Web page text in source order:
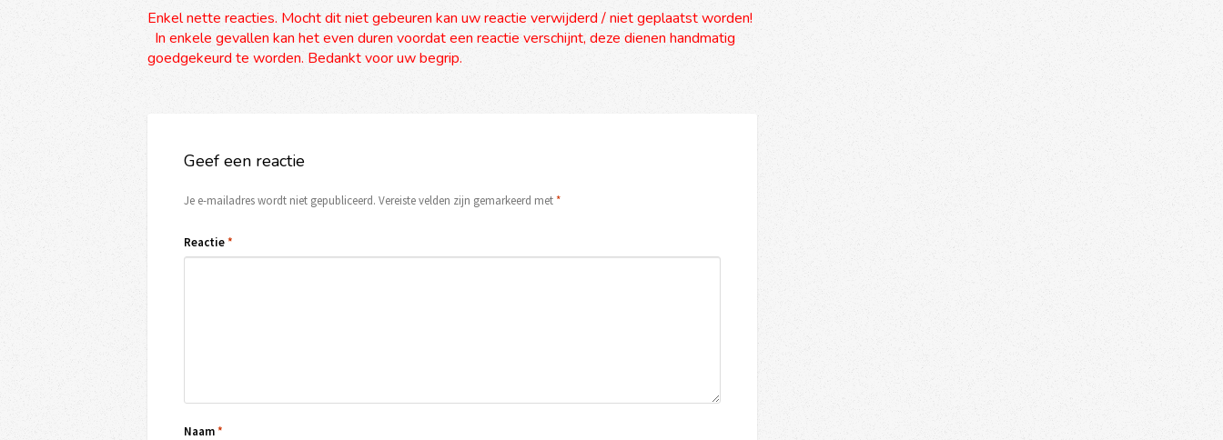
Enkel nette reacties. Mocht dit niet gebeuren kan uw reactie verwijderd / niet geplaatst worden!
In enkele gevallen kan het even duren voordat een reactie verschijnt, deze dienen handmatig
goedgekeurd te worden. Bedankt voor uw begrip.
Geef een reactie
Je e-mailadres wordt niet gepubliceerd. Vereiste velden zijn gemarkeerd met*
Reactie*
Naam*